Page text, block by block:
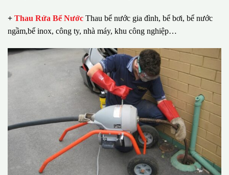
+ Thau Rửa Bể Nước Thau bể nước gia đình, bể bơi, bể nước
ngầm,bể inox, công ty, nhà máy, khu công nghiệp…